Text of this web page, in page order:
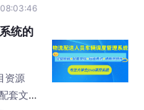
统的
资源
套文档